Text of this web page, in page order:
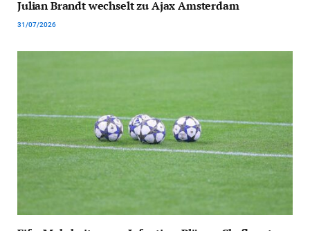
Julian Brandt wechselt zu Ajax Amsterdam
31/07/2026